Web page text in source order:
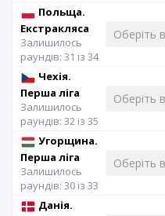
Польща.
Екстракляса
Залишилось
раундів: 31 із 34
Чехія.
Перша ліга
Залишилось
раундів: 32 із 35
Угорщина.
Перша ліга
Залишилось
раундів: 30 із 33
Данія.